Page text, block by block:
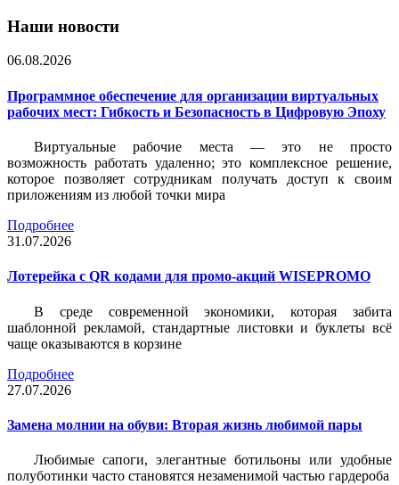
Наши новости
06.08.2026
Программное обеспечение для организации виртуальных
рабочих мест: Гибкость и Безопасность в Цифровую Эпоху
Виртуальные рабочие места — это не просто
возможность работать удаленно; это комплексное решение,
которое позволяет сотрудникам получать доступ к своим
приложениям из любой точки мира
Подробнее
31.07.2026
Лотерейка c QR кодами для промо-акций WISEPROMO
В среде современной экономики, которая забита
шаблонной рекламой, стандартные листовки и буклеты всё
чаще оказываются в корзине
Подробнее
27.07.2026
Замена молнии на обуви: Вторая жизнь любимой пары
Любимые сапоги, элегантные ботильоны или удобные
полуботинки часто становятся незаменимой частью гардероба